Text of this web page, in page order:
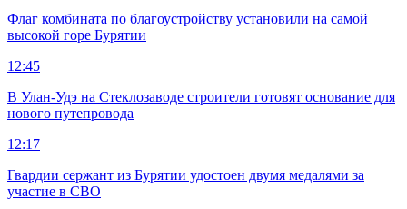
Флаг комбината по благоустройству установили на самой
высокой горе Бурятии
12:45
В Улан-Удэ на Стеклозаводе строители готовят основание для
нового путепровода
12:17
Гвардии сержант из Бурятии удостоен двумя медалями за
участие в СВО